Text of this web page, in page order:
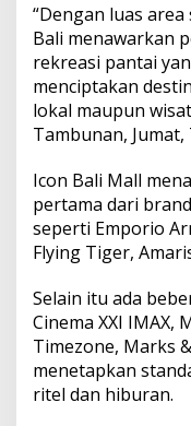
c
l
l
l
i
i
“Dengan luas
Bali menawarkan
rekreasi pantai
menciptakan
lokal maupun
Tambunan, Jumat,
Icon Bali Mall
pertama dari
seperti Emporio
Flying Tiger,
Selain itu ada
Cinema XXI IMAX,
Timezone, Marks
menetapkan
ritel dan hiburan.